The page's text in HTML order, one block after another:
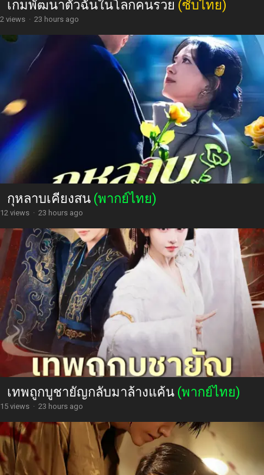
เกมพัฒนาตัวฉันในโลกคนรวย (ซับไทย)
2 views · 23 hours ago
กุหลาบเคียงสน (พากย์ไทย)
12 views · 23 hours ago
เทพถูกบูชายัญกลับมาล้างแค้น (พากย์ไทย)
15 views · 23 hours ago